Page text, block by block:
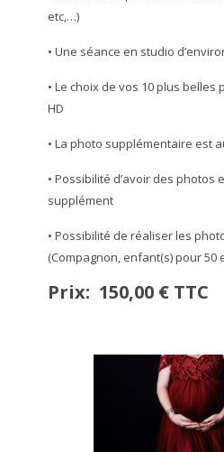
etc,…)
• Une séance en studio
• Le choix de vos 10 plus
HD
• La photo supplémentaire est
• Possibilité d’avoir des photos
supplément
• Possibilité de réaliser les
(Compagnon, enfant(s) pour
Prix: 150,00 € TTC